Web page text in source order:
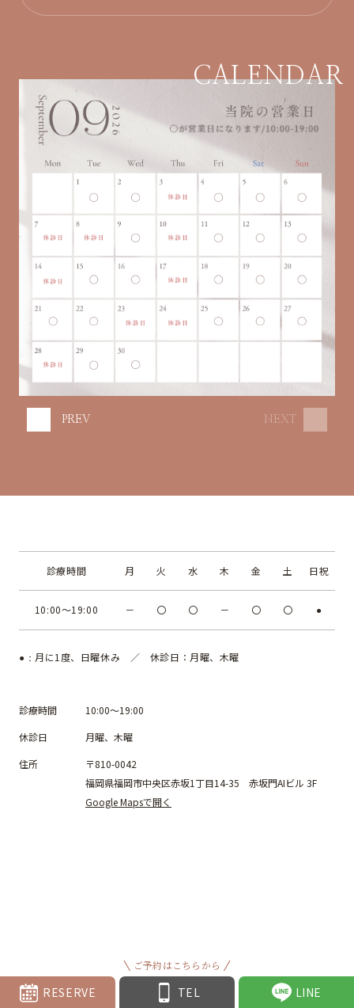
ご予約はこちらから
RESERVE TEL LINE
CALENDAR
NEXT
PREV
診療時間 月 火 水 木 金 土 日祝
10:00～19:00 － 〇 〇 － 〇 〇 ●
●： 月に1度、日曜休み ／ 休診日：月曜、木曜
診療時間
10:00～19:00
休診日
月曜、木曜
住所
〒810-0042
福岡県福岡市中央区赤坂1丁目14-35 赤坂門AIビル 3F
Google Mapsで開く